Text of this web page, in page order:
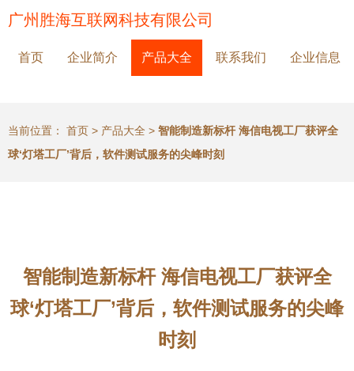
广州胜海互联网科技有限公司
首页 企业简介 产品大全 联系我们 企业信息
当前位置： 首页 > 产品大全 > 智能制造新标杆 海信电视工厂获评全
球‘灯塔工厂’背后，软件测试服务的尖峰时刻
智能制造新标杆 海信电视工厂获评全
球‘灯塔工厂’背后，软件测试服务的尖峰
时刻